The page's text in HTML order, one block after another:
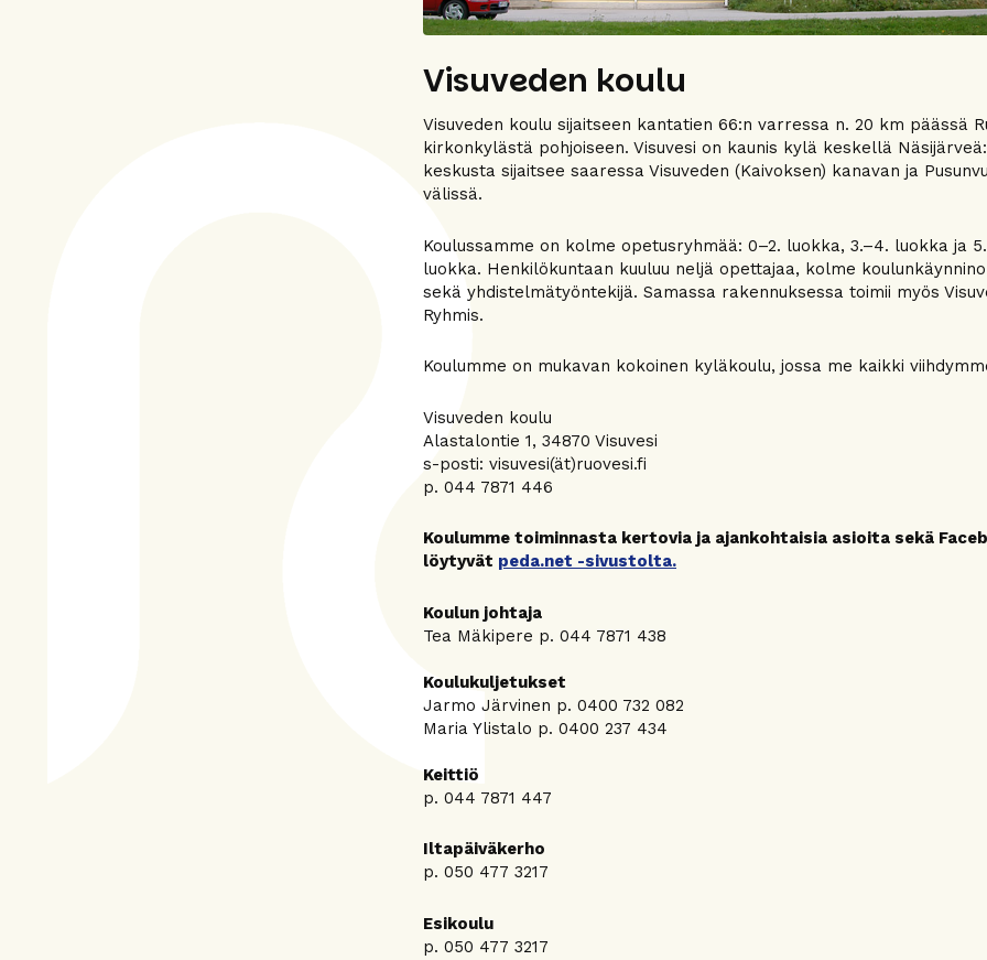
Visuveden koulu
Visuveden koulu sijaitseen kantatien 66:n varressa n. 20 km päässä
kirkonkylästä pohjoiseen. Visuvesi on kaunis kylä keskellä
keskusta sijaitsee saaressa Visuveden (Kaivoksen) kanavan ja
välissä.
Koulussamme on kolme opetusryhmää: 0–2. luokka, 3.–4. luokka ja
luokka. Henkilökuntaan kuuluu neljä opettajaa, kolme
sekä yhdistelmätyöntekijä. Samassa rakennuksessa toimii myös
Ryhmis.
Koulumme on mukavan kokoinen kyläkoulu, jossa me kaikki
Visuveden koulu
Alastalontie 1, 34870 Visuvesi
s-posti: visuvesi(ät)ruovesi.fi
p. 044 7871 446
Koulumme toiminnasta kertovia ja ajankohtaisia asioita sekä
löytyvät peda.net -sivustolta.
Koulun johtaja
Tea Mäkipere p. 044 7871 438
Koulukuljetukset
Jarmo Järvinen p. 0400 732 082
Maria Ylistalo p. 0400 237 434
Keittiö
p. 044 7871 447
Iltapäiväkerho
p. 050 477 3217
Esikoulu
p. 050 477 3217